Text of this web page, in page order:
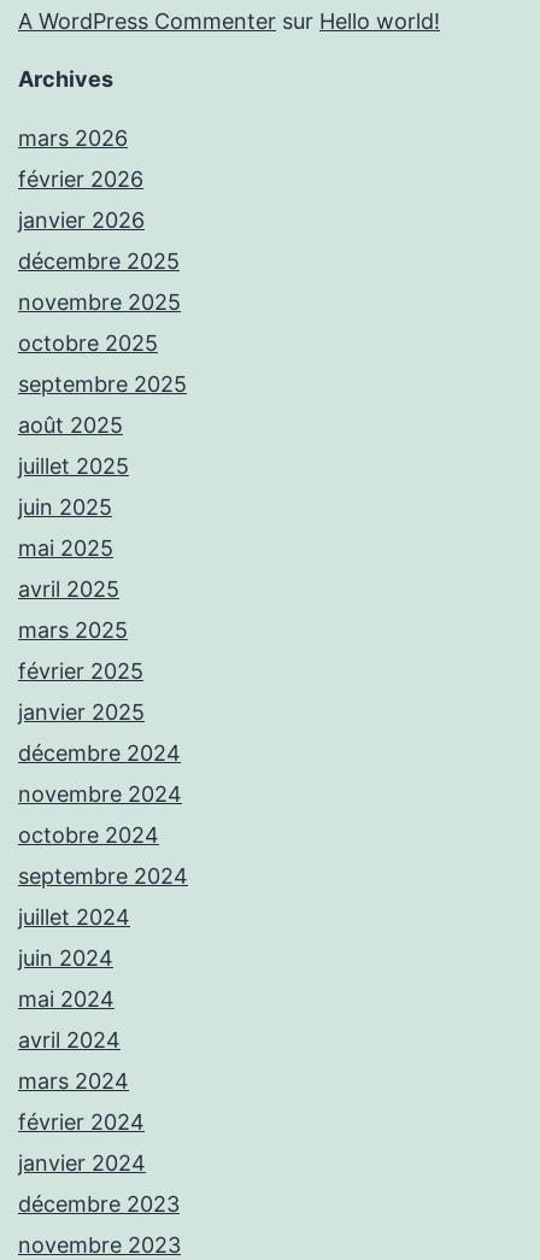
A WordPress Commenter sur Hello world!
Archives
mars 2026
février 2026
janvier 2026
décembre 2025
novembre 2025
octobre 2025
septembre 2025
août 2025
juillet 2025
juin 2025
mai 2025
avril 2025
mars 2025
février 2025
janvier 2025
décembre 2024
novembre 2024
octobre 2024
septembre 2024
juillet 2024
juin 2024
mai 2024
avril 2024
mars 2024
février 2024
janvier 2024
décembre 2023
novembre 2023